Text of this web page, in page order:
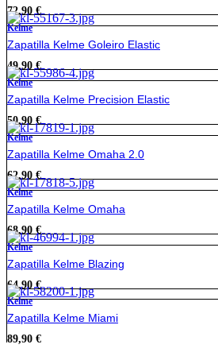
72,90€
Kelme
Zapatilla Kelme Goleiro Elastic
49,90€
Kelme
Zapatilla Kelme Precision Elastic
50,90 €
Kelme
Zapatilla Kelme Omaha 2.0
62,90 €
Kelme
Zapatilla Kelme Omaha
68,90 €
Kelme
Zapatilla Kelme Blazing
64,90€
Kelme
Zapatilla Kelme Miami
89,90 €